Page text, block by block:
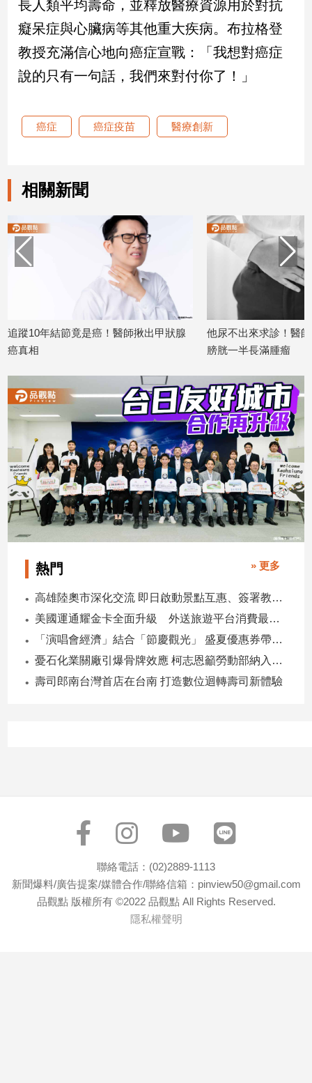
時
尚
追
生
活
築/
室
設
計
旅
座/
命
消
費
健
康/
親
子/
感
情
術
創
影
推
專
長人類平均壽命，並釋放醫療資源用於對抗
癡呆症與心臟病等其他重大疾病。布拉格登
教授充滿信心地向癌症宣戰：「我想對癌症
說的只有一句話，我們來對付你了！」
癌症 癌症疫苗 醫療創新
相關新聞
竟是癌！醫師揪出甲狀腺
他尿不出來求診！醫師超音波一掃
膀胱一半長滿腫瘤
熱門 » 更多
高雄陸奧市深化交流 即日啟動景點互惠、簽署教育合作MOU
美國運通耀金卡全面升級 外送旅遊平台消費最高回饋4400刷卡金！
「演唱會經濟」結合「節慶觀光」 盛夏優惠券帶動商圈消費升溫
憂石化業關廠引爆骨牌效應 柯志恩籲勞動部納入僱用安定第十類
壽司郎南台灣首店在台南 打造數位迴轉壽司新體驗
聯絡電話：(02)2889-1113
新聞爆料/廣告提案/媒體合作/聯絡信箱：pinview50@gmail.com
品觀點 版權所有 ©2022 品觀點 All Rights Reserved.
隱私權聲明